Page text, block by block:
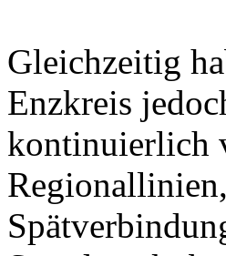
Gleichzeitig
Enzkreis
kontinuierlich